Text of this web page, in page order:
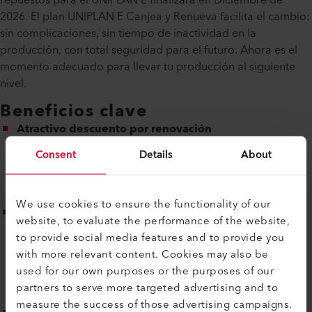
Consent Details About
We use cookies to ensure the functionality of our
website, to evaluate the performance of the website,
to provide social media features and to provide you
with more relevant content. Cookies may also be
used for our own purposes or the purposes of our
partners to serve more targeted advertising and to
measure the success of those advertising campaigns.
2026. El plan UNIPLAN E Canjea y Renueva facilita el cambio:
sin complicaciones, sin tiempo de inactividad en la
producción, con total seguridad para el futuro. Ahora es el
momento adecuado para llevar tu producción al siguiente
nivel.
Beneficios clave
Atractivo descuento por renovación
Al entregar tu equipo actual, aseguras un 20% de
descuento —por tiempo limitado (del 1 de Junio al 13 de
Julio de 2026)— en la compra de un equipo para soldar
UNIPLAN 310 o 510.*
Notablemente más rendimiento en el trabajo diario
La nueva generación de UNIPLAN destaca por su
velocidad de soldadura optimizada, una calidad
reproducible de forma constante y trabajo ergonómico,
incluso durante operaciones largas y aplicaciones
exigentes.